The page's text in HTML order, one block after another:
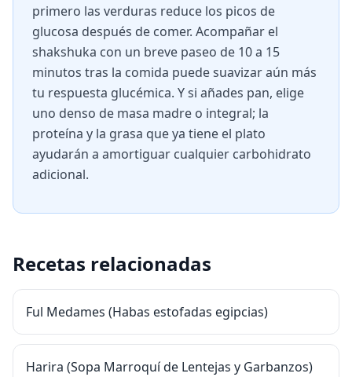
primero las verduras reduce los picos de
glucosa después de comer. Acompañar el
shakshuka con un breve paseo de 10 a 15
minutos tras la comida puede suavizar aún más
tu respuesta glucémica. Y si añades pan, elige
uno denso de masa madre o integral; la
proteína y la grasa que ya tiene el plato
ayudarán a amortiguar cualquier carbohidrato
adicional.
Recetas relacionadas
Ful Medames (Habas estofadas egipcias)
Harira (Sopa Marroquí de Lentejas y Garbanzos)